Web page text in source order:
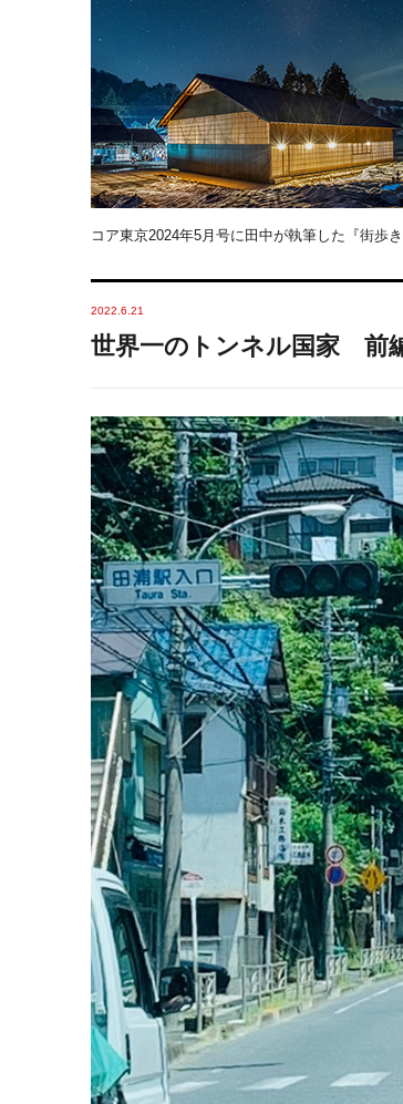
コア東京2024年5月号に田中が執筆した『街歩
2022.6.21
世界一のトンネル国家 前